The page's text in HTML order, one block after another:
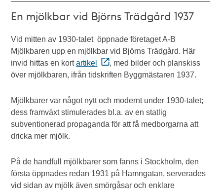
En mjölkbar vid Björns Trädgård 1937
Vid mitten av 1930-talet öppnade företaget A-B
Mjölkbaren upp en mjölkbar vid Björns Trädgård. Här
invid hittas en kortartikel
, med bilder och planskiss
över mjölkbaren, ifrån tidskriften Byggmästaren 1937.
Mjölkbarer var något nytt och modernt under 1930-talet;
dess framväxt stimulerades bl.a. av en statlig
subventionerad propaganda för att få medborgarna att
dricka mer mjölk.
På de handfull mjölkbarer som fanns i Stockholm, den
första öppnades redan 1931 på Hamngatan, serverades
vid sidan av mjölk även smörgåsar och enklare